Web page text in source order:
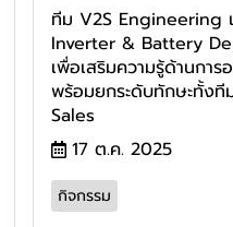
ทีม V2S Engineering
Inverter & Battery
เพื่อเสริมความรู้ด้านกา
พร้อมยกระดับทักษะทั้ง
Sales
17 ต.ค. 2025
กิจกรรม